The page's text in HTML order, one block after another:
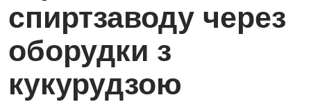
спиртзаводу через
оборудки з
кукурудзою